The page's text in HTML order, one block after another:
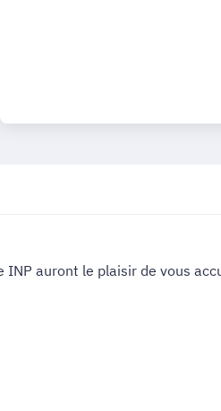
auront le plaisir de vous